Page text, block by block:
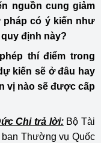
nguồn cung giảm
pháp có ý kiến như
định này?
thí điểm trong
kiến sẽ ở đâu hay
vị nào sẽ được cấp
Chi trả lời:Bộ Tài
Thường vụ Quốc